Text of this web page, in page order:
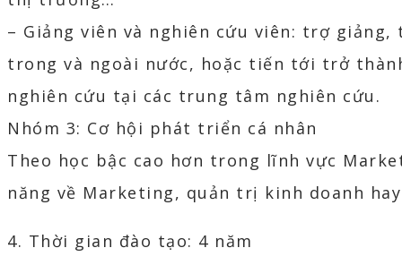
– Giảng viên và nghiên cứu viên: trợ
trong và ngoài nước, hoặc tiến tới trở
nghiên cứu tại các trung tâm nghiên cứu.
Nhóm 3: Cơ hội phát triển cá nhân
Theo học bậc cao hơn trong lĩnh vực
năng về Marketing, quản trị kinh doanh
4. Thời gian đào tạo: 4 năm